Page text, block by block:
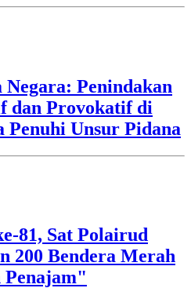
Penindakan
dan Provokatif di
Penuhi Unsur Pidana
81, Sat Polairud
200 Bendera Merah
Penajam"